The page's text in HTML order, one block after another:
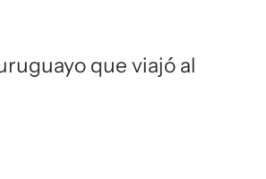
que viajó al